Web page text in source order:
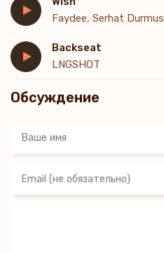
Faydee, Serhat Durmus
Backseat
LNGSHOT
Обсуждение